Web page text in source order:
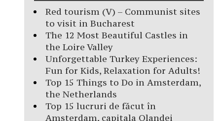
Red tourism (V) – Communist sites
to visit in Bucharest
The 12 Most Beautiful Castles in
the Loire Valley
Unforgettable Turkey Experiences:
Fun for Kids, Relaxation for Adults!
Top 15 Things to Do in Amsterdam,
the Netherlands
Top 15 lucruri de făcut în
Amsterdam, capitala Olandei